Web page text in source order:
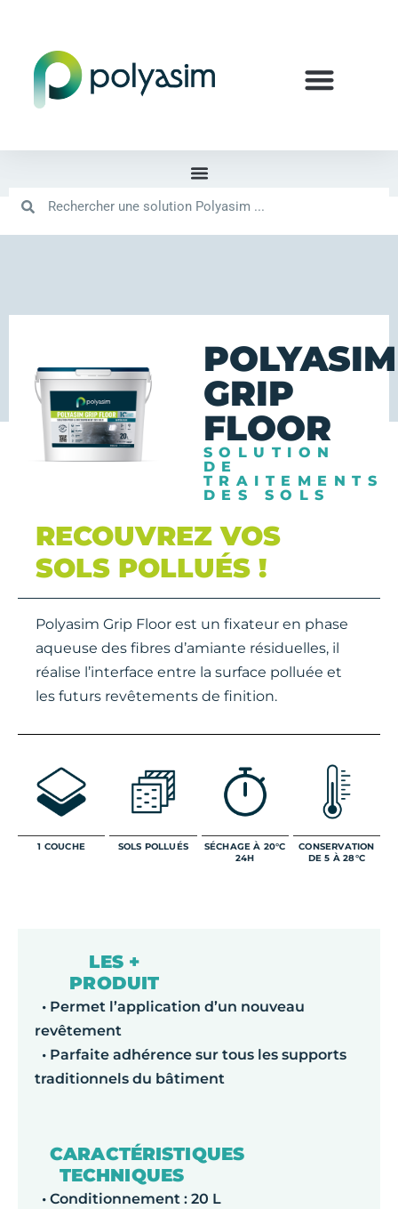
POLYASIM
GRIP
FLOOR
SOLUTION
DE
TRAITEMENTS
DES SOLS
RECOUVREZ VOS
SOLS POLLUÉS !
Polyasim Grip Floor est un fixateur en phase
aqueuse des fibres d’amiante résiduelles, il
réalise l’interface entre la surface polluée et
les futurs revêtements de finition.
1 COUCHE SOLS POLLUÉS
SÉCHAGE À 20°C
24H
CONSERVATION
DE 5 À 28°C
LES +
PRODUIT
• Permet l’application d’un nouveau
revêtement
• Parfaite adhérence sur tous les supports
traditionnels du bâtiment
CARACTÉRISTIQUES
TECHNIQUES
• Conditionnement : 20 L